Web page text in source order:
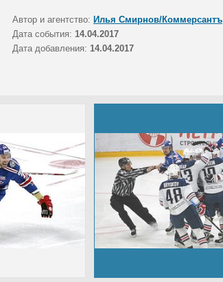
Автор и агентство: Илья Смирнов/Коммерсантъ
Дата события: 14.04.2017
Дата добавления: 14.04.2017